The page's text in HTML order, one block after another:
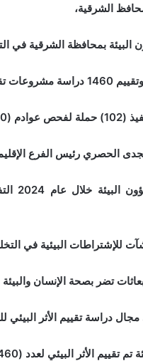
الشرقية،
بمحافظة الشرقية في التفتيش على 320
الحصري رئيس الفرع
للإشتراطات البيئية في
تضر بصحة الإنسان
دراسة تقييم الأثر البيئي
(1460) نشاط ، لدراسة مشروعات تقييم أثر بيئي (أ- ب).